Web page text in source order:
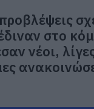
στο
νέοι,